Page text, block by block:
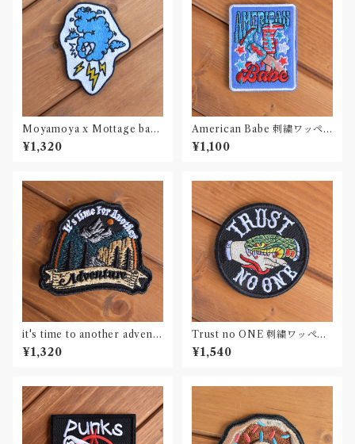
Moyamoya x Mottage bad
¥1,320
American Babe 刺繍ワッペ
ン Patch
¥1,100
it's time to another adventu
re 刺繍ワッペン Patch
¥1,320
Trust no ONE 刺繍ワッペン
Patch
¥1,540